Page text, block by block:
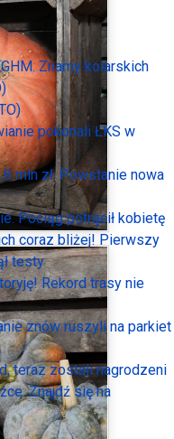
Znamy kolarskich
pokonali ŁKS w
mln zł. Powstanie nowa
Pociąg potrącił kobietę
coraz bliżej! Pierwszy
testy
Rekord trasy nie
znów ruszyli na parkiet
teraz zostali nagrodzeni
Znajdź się na